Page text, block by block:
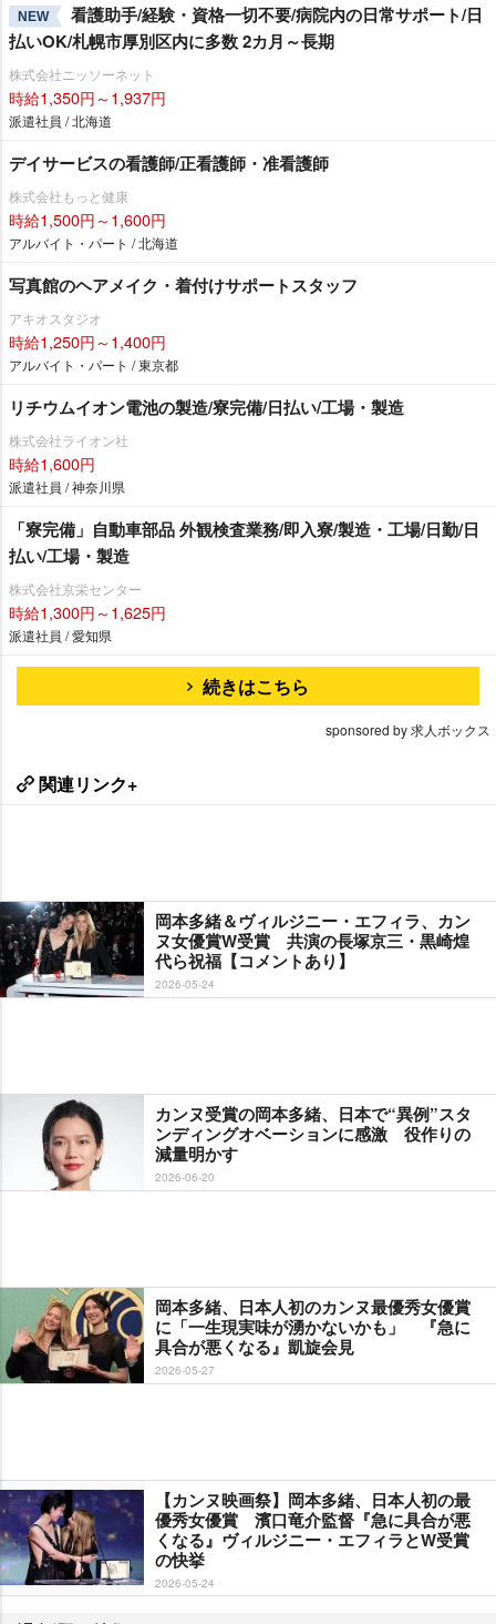
NEW
看護助手/経験・資格一切不要/病院内の日常サポート/日
払いOK/札幌市厚別区内に多数 2カ月～長期
株式会社ニッソーネット
時給1,350円～1,937円
派遣社員 / 北海道
デイサービスの看護師/正看護師・准看護師
株式会社もっと健康
時給1,500円～1,600円
アルバイト・パート / 北海道
写真館のヘアメイク・着付けサポートスタッフ
アキオスタジオ
時給1,250円～1,400円
アルバイト・パート / 東京都
リチウムイオン電池の製造/寮完備/日払い/工場・製造
株式会社ライオン社
時給1,600円
派遣社員 / 神奈川県
「寮完備」自動車部品 外観検査業務/即入寮/製造・工場/日勤/日
払い/工場・製造
株式会社京栄センター
時給1,300円～1,625円
派遣社員 / 愛知県
続きはこちら
sponsored by 求人ボックス
関連リンク+
岡本多緒＆ヴィルジニー・エフィラ、カン
ヌ女優賞W受賞 共演の長塚京三・黒崎煌
代ら祝福【コメントあり】
2026-05-24
カンヌ受賞の岡本多緒、日本で“異例”スタ
ンディングオベーションに感激 役作りの
減量明かす
2026-06-20
岡本多緒、日本人初のカンヌ最優秀女優賞
に「一生現実味が湧かないかも」 『急に
具合が悪くなる』凱旋会見
2026-05-27
【カンヌ映画祭】岡本多緒、日本人初の最
優秀女優賞 濱口竜介監督『急に具合が悪
くなる』ヴィルジニー・エフィラとW受賞
の快挙
2026-05-24